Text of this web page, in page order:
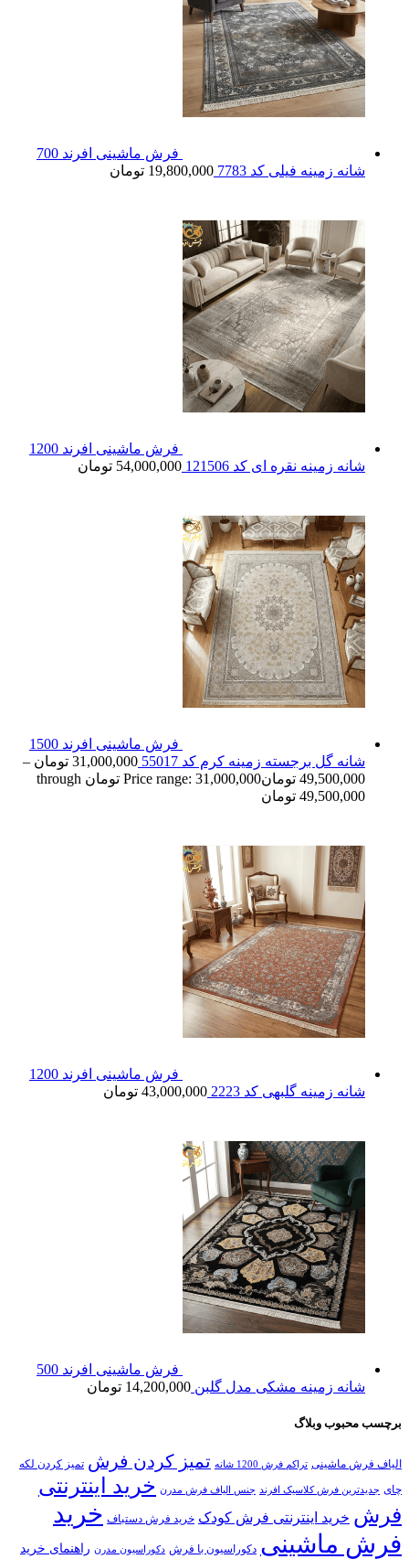
فرش ماشینی افرند 700
شانه زمینه فیلی کد 7783
19,800,000 تومان
فرش ماشینی افرند 1200
شانه زمینه نقره ای کد 121506
54,000,000 تومان
فرش ماشینی افرند 1500
شانه گل برجسته زمینه کرم کد 55017
31,000,000 تومان –
49,500,000 تومان
Price range: 31,000,000 تومان through
49,500,000 تومان
فرش ماشینی افرند 1200
شانه زمینه گلبهی کد 2223
43,000,000 تومان
فرش ماشینی افرند 500
شانه زمینه مشکی مدل گلبن 14,200,000 تومان
برچسب محبوب وبلاگ
الیاف فرش ماشینی تراکم فرش 1200 شانه تمیز کردن فرش تمیز کردن لکه
چای جدیدترین فرش کلاسیک افرند جنس الیاف فرش مدرن خرید اینترنتی
فرش خرید اینترنتی فرش کودک خرید فرش دستباف خرید
فرش ماشینی دکوراسیون با فرش دکوراسیون مدرن راهنمای خرید